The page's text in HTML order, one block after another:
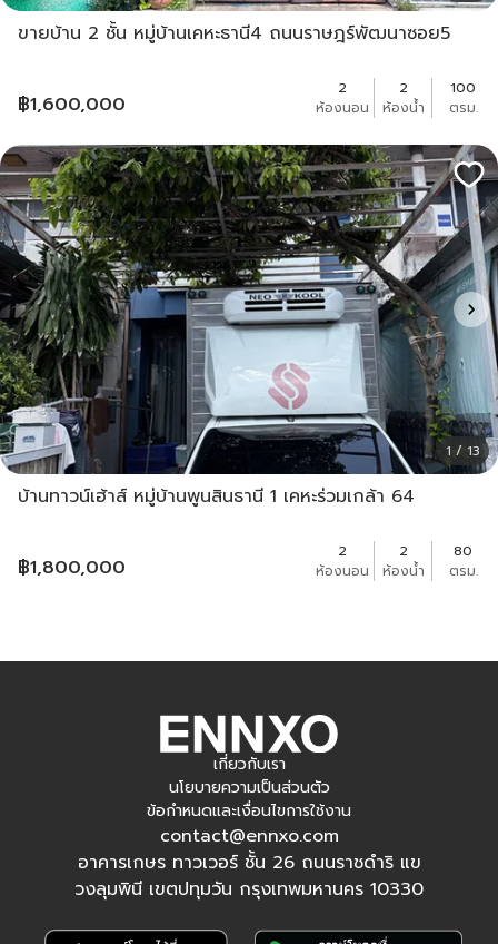
ขายบ้าน 2 ชั้น หมู่บ้านเคหะธานี4 ถนนราษฎร์พัฒนาซอย5
฿1,600,000
2
ห้องนอน
2
ห้องน้ำ
100
ตรม.
1 / 13
บ้านทาวน์เฮ้าส์ หมู่บ้านพูนสินธานี 1 เคหะร่วมเกล้า 64
฿1,800,000
2
ห้องนอน
2
ห้องน้ำ
80
ตรม.
เกี่ยวกับเรา
นโยบายความเป็นส่วนตัว
ข้อกำหนดและเงื่อนไขการใช้งาน
contact@ennxo.com
อาคารเกษร ทาวเวอร์ ชั้น 26 ถนนราชดำริ แข
วงลุมพินี เขตปทุมวัน กรุงเทพมหานคร 10330